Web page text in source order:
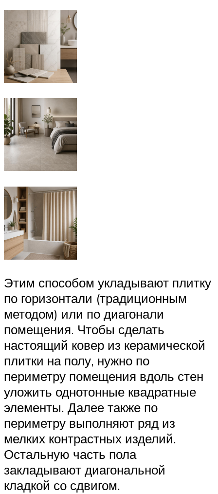
Этим способом укладывают плитку
по горизонтали (традиционным
методом) или по диагонали
помещения. Чтобы сделать
настоящий ковер из керамической
плитки на полу, нужно по
периметру помещения вдоль стен
уложить однотонные квадратные
элементы. Далее также по
периметру выполняют ряд из
мелких контрастных изделий.
Остальную часть пола
закладывают диагональной
кладкой со сдвигом.